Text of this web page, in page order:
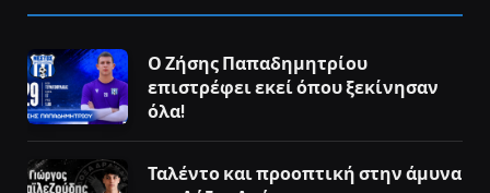
Ο Ζήσης Παπαδημητρίου
επιστρέφει εκεί όπου ξεκίνησαν
όλα!
Ταλέντο και προοπτική στην άμυνα